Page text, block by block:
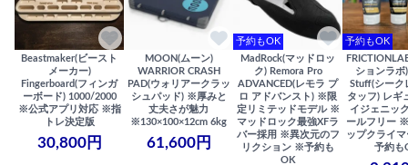
Beastmaker(ビースト
メーカー)
Fingerboard(フィンガ
ーボード) 1000/2000
※公式アプリ対応 ※指
トレ決定版
30,800円
MOON(ムーン)
WARRIOR CRASH
PAD(ウォリアークラッ
シュパッド) ※厚みと
丈夫さが魅力
※130×100×12cm 6kg
61,600円
予約もOK
MadRock(マッドロッ
ク) Remora Pro
ADVANCED(レモラ プ
ロ アドバンスト) ※限
定リミテッドモデル ※
マッドロック最強XFラ
バー採用 ※異次元のフ
リクション ※予約も
OK
予約もOK
ションラボ
Stuff(シーク
タッフ) レギ
イジェニッ
ールフリー
ップクライ
予約も